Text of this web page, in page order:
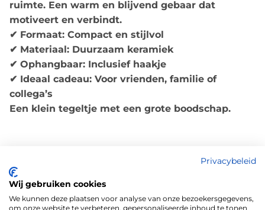
ruimte. Een warm en blijvend gebaar dat
motiveert en verbindt.
✔ Formaat: Compact en stijlvol
✔ Materiaal: Duurzaam keramiek
✔ Ophangbaar: Inclusief haakje
✔ Ideaal cadeau: Voor vrienden, familie of
collega’s
Een klein tegeltje met een grote boodschap.
Contact opnemen
Privacybeleid
Wij gebruiken cookies
We kunnen deze plaatsen voor analyse van onze bezoekersgegevens,
om onze website te verbeteren, gepersonaliseerde inhoud te tonen